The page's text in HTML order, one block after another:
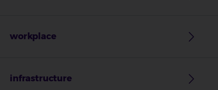
workplace
infrastructure